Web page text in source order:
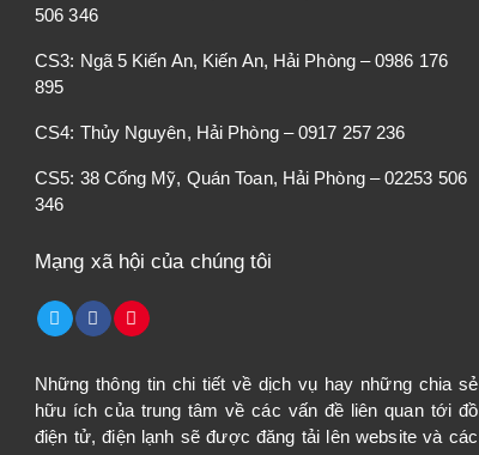
506 346
CS3: Ngã 5 Kiến An, Kiến An, Hải Phòng – 0986 176
895
CS4: Thủy Nguyên, Hải Phòng – 0917 257 236
CS5: 38 Cống Mỹ, Quán Toan, Hải Phòng – 02253 506
346
Mạng xã hội của chúng tôi
Những thông tin chi tiết về dịch vụ hay những chia sẻ
hữu ích của trung tâm về các vấn đề liên quan tới đồ
điện tử, điện lạnh sẽ được đăng tải lên website và các